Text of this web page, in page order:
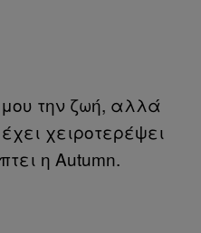
την ζωή, αλλά
χειροτερέψει
η Autumn.